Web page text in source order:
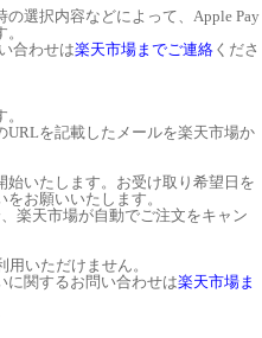
選択内容などによって、Apple Pay
合わせは楽天市場までご連絡 くださ
URLを記載したメールを楽天市場か
いたします。お受け取り希望日を
お願いいたします。
楽天市場が自動でご注文をキャン
いただけません。
関するお問い合わせは楽天市場ま